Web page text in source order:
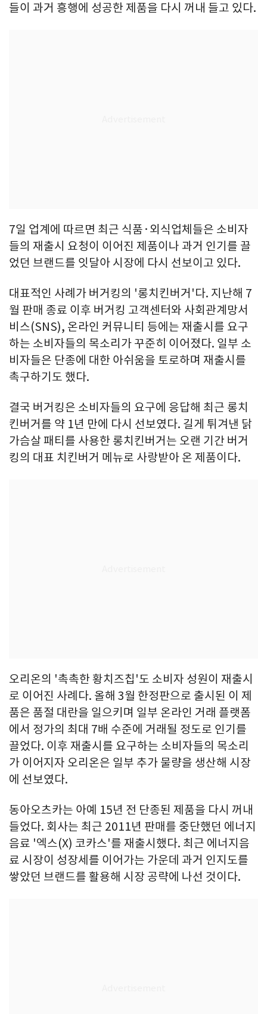
들이 과거 흥행에 성공한 제품을 다시 꺼내 들고 있다.
7일 업계에 따르면 최근 식품·외식업체들은 소비자
들의 재출시 요청이 이어진 제품이나 과거 인기를 끌
었던 브랜드를 잇달아 시장에 다시 선보이고 있다.
대표적인 사례가 버거킹의 '롱치킨버거'다. 지난해 7
월 판매 종료 이후 버거킹 고객센터와 사회관계망서
비스(SNS), 온라인 커뮤니티 등에는 재출시를 요구
하는 소비자들의 목소리가 꾸준히 이어졌다. 일부 소
비자들은 단종에 대한 아쉬움을 토로하며 재출시를
촉구하기도 했다.
결국 버거킹은 소비자들의 요구에 응답해 최근 롱치
킨버거를 약 1년 만에 다시 선보였다. 길게 튀겨낸 닭
가슴살 패티를 사용한 롱치킨버거는 오랜 기간 버거
킹의 대표 치킨버거 메뉴로 사랑받아 온 제품이다.
오리온의 '촉촉한 황치즈칩'도 소비자 성원이 재출시
로 이어진 사례다. 올해 3월 한정판으로 출시된 이 제
품은 품절 대란을 일으키며 일부 온라인 거래 플랫폼
에서 정가의 최대 7배 수준에 거래될 정도로 인기를
끌었다. 이후 재출시를 요구하는 소비자들의 목소리
가 이어지자 오리온은 일부 추가 물량을 생산해 시장
에 선보였다.
동아오츠카는 아예 15년 전 단종된 제품을 다시 꺼내
들었다. 회사는 최근 2011년 판매를 중단했던 에너지
음료 '엑스(X) 코카스'를 재출시했다. 최근 에너지음
료 시장이 성장세를 이어가는 가운데 과거 인지도를
쌓았던 브랜드를 활용해 시장 공략에 나선 것이다.